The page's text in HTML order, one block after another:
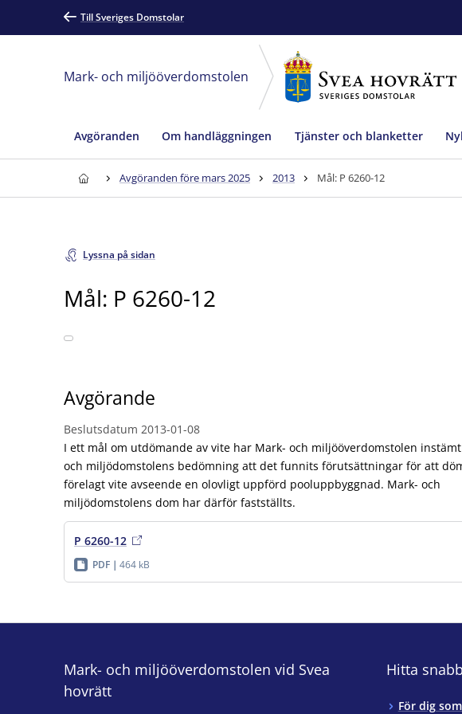
Till Sveriges Domstolar
Mark- och miljööverdomstolen
Avgöranden Om handläggningen Tjänster och blanketter
Avgöranden före mars 2025 2013 Mål: P 6260-12
Lyssna på sidan
Mål: P 6260-12
Avgörande
Beslutsdatum 2013-01-08
I ett mål om utdömande av vite har Mark- och miljööverdomstolen
och miljödomstolens bedömning att det funnits förutsättningar för att
förelagt vite avseende en olovligt uppförd pooluppbyggnad. Mark- och
miljödomstolens dom har därför fastställts.
P 6260-12
PDF 464 kB
Mark- och miljööverdomstolen vid Svea
hovrätt
Hitta
För dig